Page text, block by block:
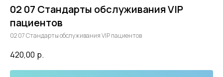
02 07 Стандарты обслуживания VIP
пациентов
02 07 Стандарты обслуживания VIP пациентов
420,00 р.